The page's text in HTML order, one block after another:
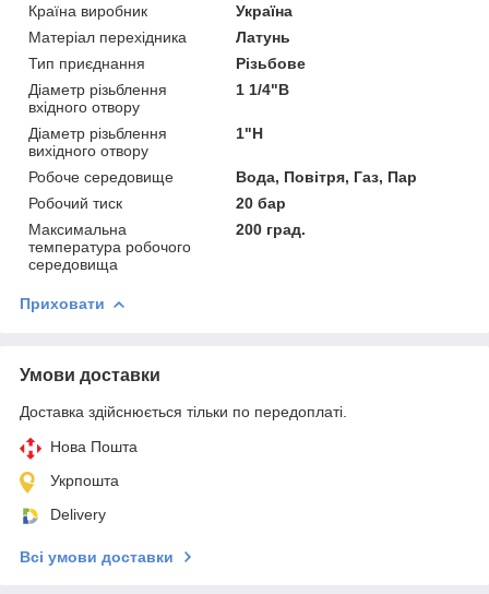
Країна виробник
Україна
Матеріал перехідника
Латунь
Тип приєднання
Різьбове
Діаметр різьблення
вхідного отвору
1 1/4"В
Діаметр різьблення
вихідного отвору
1"Н
Робоче середовище
Вода, Повітря, Газ, Пар
Робочий тиск
20 бар
Максимальна
температура робочого
середовища
200 град.
Приховати
Умови доставки
Доставка здійснюється тільки по передоплаті.
Нова Пошта
Укрпошта
Delivery
Всі умови доставки